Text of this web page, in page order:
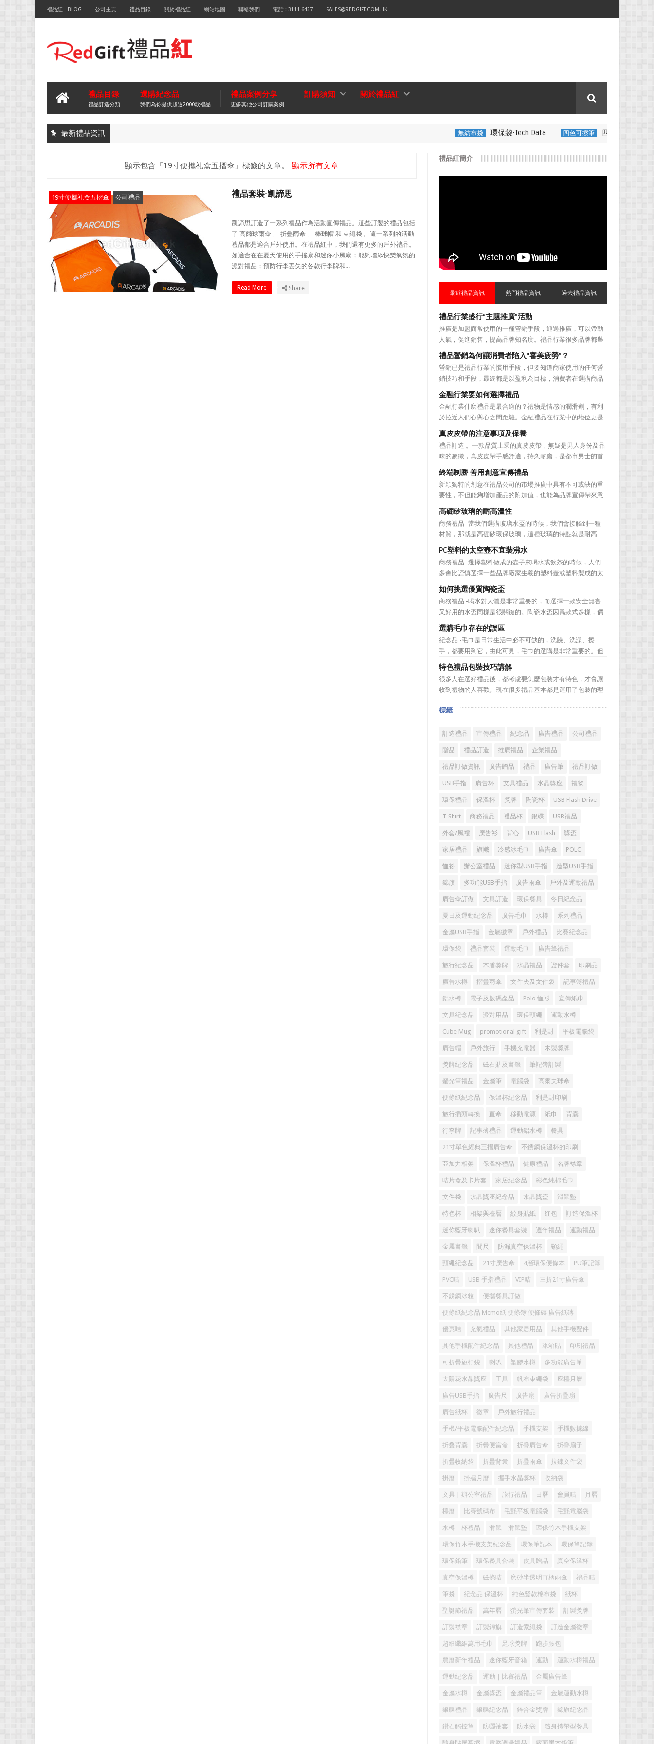
禮品紅 - BLOG 公司主頁 禮品目錄 關於禮品紅 網站地圖 聯絡我們 電話 : 3111 6427 SALES@REDGIFT.COM.HK
禮品目錄
禮品訂造分類
選購紀念品
我們為你提供超過2000款禮品
禮品案例分享
更多其他公司訂購案例
訂購須知 關於禮品紅
最新禮品資訊 環保袋-Tech Data 四色可擦筆 四色可擦筆-百通電纜
顯示包含「19寸便攜礼盒五摺傘」 標籤的文章。 顯示所有文章
19寸便攜礼盒五摺傘 公司禮品 禮品套裝-凱諦思
凱諦思訂造了一系列禮品作為活動宣傳禮品。這些訂製的禮品包括
了 高爾球雨傘 、 折疊雨傘 、 棒球帽 和 束繩袋 。這一系列的活動
禮品都是適合戶外使用。在禮品紅中，我們還有更多的戶外禮品。
如適合在在夏天使用的手搖扇和迷你小風扇；能夠增添快樂氣氛的
派對禮品；預防行李丟失的各款行李牌和...
Read More Share
禮品紅簡介
最近禮品資訊 熱門禮品資訊 過去禮品資訊
禮品行業盛行“主題推廣”活動
推廣是加盟商常使用的一種營銷手段，通過推廣，可以帶動
人氣，促進銷售，提高品牌知名度。禮品行業很多品牌都舉
辦過多場推廣活動，來帶動品牌的提升，然而，隨着推廣活
動的普遍，消費者對於這種推廣已經見怪不怪了。 所
以，儘管現在許多商家打着賠本推廣、以跳樓價銷售的口號
大搞活動，但生意...
禮品營銷為何讓消費者陷入“審美疲勞”？
營銷已是禮品行業的慣用手段，但要知道商家使用的任何營
銷技巧和手段，最終都是以盈利為目標，消費者在選購商品
時最為關注的便是如何利用最低的費用購買到最超值的貨
品。在禮品公司使用常規的營銷方式的同時，消費者也不免
走陷入了“審美疲勞”。 編者總結了最讓消費者對禮品行
業營銷產生免疫...
金融行業要如何選擇禮品
金融行業什麼禮品是最合適的？禮物是情感的潤滑劑，有利
於拉近人們心與心之間距離。金融禮品在行業中的地位更是
不容忽視，因為禮品即是企業形象的象徵，又是企業地位的
彰顯，同時對收禮人來說，一份禮物的永恆意義是語言難以
企及的。難怪有人曾說：再省也不能省禮物，再窮也不能窮
送禮。但是，禮品選擇...
真皮皮帶的注意事項及保養
禮品訂造 。一款品質上乘的真皮皮帶，無疑是男人身份及品
味的象徵，真皮皮帶手感舒適，持久耐磨，是都市男士的首
選。當你還在髮愁老爸生日禮物送什麼的時候，一款真皮皮
帶就是非常不錯的選擇。但是真皮皮帶如果疏於保養，也會
黯然失色，出現裂痕和破損的痕跡，今天小編就爲大家分享
真皮皮帶的注意事項...
終端制勝 善用創意宣傳禮品
新穎獨特的創意在禮品公司的市場推廣中具有不可或缺的重
要性，不但能夠增加產品的附加值，也能為品牌宣傳帶來意
想不到的促進作用。禮品公司如果能夠巧妙運用這些獨具創
意的宣傳禮品來提升宣傳技巧，在終端推廣中將更具競爭
力。 打火機、煙灰缸、鑰匙鏈、毛巾……當今市場上的
宣傳品幾乎是司空...
高硼矽玻璃的耐高溫性
商務禮品 -當我們選購玻璃水盃的時候，我們會接觸到一種
材質，那就是高硼矽環保玻璃，這種玻璃的特點就是耐高
溫，那麼這個耐高溫的溫度限製和準確的含義是什麼呢?禮品
紅的小編給大家總結如下。 耐熱玻璃【Heat-resistant
glass】是指含有耐熱性強的硼酸﹑矽酸成分,能夠...
PC塑料的太空壺不宜裝沸水
商務禮品 -選擇塑料做成的壺子來喝水或飲茶的時候，人們
多會比謹慎選擇一些品牌廠家生羲的塑料壺或塑料製成的太
空壺。塑料壺基本分爲PP和PC兩種材質，那用哪種材質的塑
料壺才安全? PP材質的耐熱性和穩定性好，但耐磨性比
PC差一些。而PC製品比PP製品更美觀，但不耐熱，且部分
PC...
如何挑選優質陶瓷盃
商務禮品 -喝水對人體是非常重要的，而選擇一款安全無害
又好用的水盃同樣是很關鍵的。陶瓷水盃因爲款式多樣，價
格實惠等優勢受到消費者歡迎。陶瓷看起來很乾淨，而且很
有質感。如何挑選優質陶瓷盃?很多人想必都不是很了解。今
天，禮品紅小編給大家分享一些陶瓷盃選購需要注意的問
題。 陶瓷...
選購毛巾存在的誤區
紀念品 -毛巾是日常生活中必不可缺的，洗臉、洗澡、擦
手，都要用到它，由此可見，毛巾的選購是非常重要的。但
是很多人在選購毛巾時存在很多誤區，下麵就來簡單了解一
下吧! 一、毛巾色澤鮮艷可能用了直接染料，手感好則可
能添加過多柔軟劑 在一些大型超市見到，擺放在貨架上
的毛巾，...
特色禮品包裝技巧講解
很多人在選好禮品後，都考慮要怎麼包裝才有特色，才會讓
收到禮物的人喜歡。現在很多禮品基本都是運用了包裝的理
餅，真的很喜歡吃，價格也不貴，而現在的月餅包裝真的很
嚇人，幾個月餅加上包裝價格要幾百，甚到上千元，讓人感
覺已經失去了禮品本身的...
標籤
訂造禮品 宣傳禮品 紀念品 廣告禮品 公司禮品
贈品 禮品訂造 推廣禮品 企業禮品
禮品訂做資訊 廣告贈品 禮品 廣告筆 禮品訂做
USB手指 廣告杯 文具禮品 水晶獎座 禮物
環保禮品 保溫杯 獎牌 陶瓷杯 USB Flash Drive
T-Shirt 商務禮品 禮品杯 銀碟 USB禮品
外套/風褸 廣告衫 背心 USB Flash 獎盃
家居禮品 旗幟 冷感冰毛巾 廣告傘 POLO
恤衫 辦公室禮品 迷你型USB手指 造型USB手指
錦旗 多功能USB手指 廣告雨傘 戶外及運動禮品
廣告傘訂做 文具訂造 環保餐具 冬日紀念品
夏日及運動紀念品 廣告毛巾 水樽 系列禮品
金屬USB手指 金屬徽章 戶外禮品 比賽紀念品
環保袋 禮品套裝 運動毛巾 廣告筆禮品
旅行紀念品 木盾獎牌 水晶禮品 證件套 印刷品
廣告水樽 摺疊雨傘 文件夾及文件袋 記事簿禮品
鋁水樽 電子及數碼產品 Polo 恤衫 宣傳紙巾
文具紀念品 派對用品 環保頸繩 運動水樽
Cube Mug promotional gift 利是封 平板電腦袋
廣告帽 戶外旅行 手機充電器 木製獎牌
獎牌紀念品 磁石貼及書籤 筆記簿訂製
螢光筆禮品 金屬筆 電腦袋 高爾夫球傘
便條紙紀念品 保溫杯紀念品 利是封印刷
旅行插頭轉換 直傘 移動電源 紙巾 背囊
行李牌 記事薄禮品 運動鋁水樽 餐具
21寸單色經典三摺廣告傘 不銹鋼保溫杯的印刷
亞加力相架 保溫杯禮品 健康禮品 名牌襟章
咭片盒及卡片套 家居紀念品 彩色純棉毛巾
文件袋 水晶獎座紀念品 水晶獎盃 滑鼠墊
特色杯 相架與檯暦 紋身貼紙 红包 訂造保溫杯
迷你藍牙喇叭 迷你餐具套裝 週年禮品 運動禮品
金屬書籤 間尺 防漏真空保溫杯 頸繩
頸繩紀念品 21寸廣告傘 4層環保便條本 PU筆記簿
PVC咭 USB 手指禮品 VIP咭 三折21寸廣告傘
不銹鋼冰粒 便攜餐具訂做
便條紙紀念品 Memo紙 便條簿 便條磚 廣告紙磚
優惠咭 充氣禮品 其他家居用品 其他手機配件
其他手機配件紀念品 其他禮品 冰箱貼 印刷禮品
可折疊旅行袋 喇叭 塑膠水樽 多功能廣告筆
太陽花水晶獎座 工具 帆布束繩袋 座檯月曆
廣告USB手指 廣告尺 廣告扇 廣告折疊扇
廣告紙杯 徽章 戶外旅行禮品
手機/平板電腦配件紀念品 手機支架 手機數據線
折叠背囊 折疊便當盒 折疊廣告傘 折疊扇子
折疊收納袋 折疊背囊 折疊雨傘 拉鍊文件袋
掛曆 掛牆月曆 握手水晶獎杯 收納袋
文具 | 辦公室禮品 旅行禮品 日曆 會員咭 月曆
檯曆 比賽號碼布 毛氈平板電腦袋 毛氈電腦袋
水樽｜杯禮品 滑鼠｜滑鼠墊 環保竹木手機支架
環保竹木手機支架紀念品 環保筆記本 環保筆記簿
環保鉛筆 環保餐具套裝 皮具贈品 真空保溫杯
真空保溫樽 磁條咭 磨砂半透明直柄雨傘 禮品咭
筆袋 紀念品 保溫杯 純色豎款棉布袋 紙杯
聖誕節禮品 萬年曆 螢光筆宣傳套裝 訂製獎牌
訂製襟章 訂製錦旗 訂造索繩袋 訂造金屬徽章
超細纖維萬用毛巾 足球獎牌 跑步腰包
農曆新年禮品 迷你藍牙音箱 運動 運動水樽禮品
運動紀念品 運動｜比賽禮品 金屬廣告筆
金屬水樽 金屬獎盃 金屬禮品筆 金屬運動水樽
銀碟禮品 銀碟紀念品 鋅合金獎牌 錦旗紀念品
鑽石觸控筆 防曬袖套 防水袋 隨身攜帶型餐具